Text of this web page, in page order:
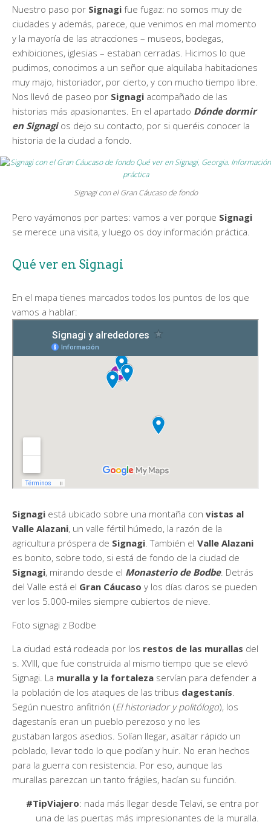
Nuestro paso por Signagi fue fugaz: no somos muy de
ciudades y además, parece, que venimos en mal momento
y la mayoría de las atracciones – museos, bodegas,
exhibiciones, iglesias – estaban cerradas. Hicimos lo que
pudimos, conocimos a un señor que alquilaba habitaciones
muy majo, historiador, por cierto, y con mucho tiempo libre.
Nos llevó de paseo por Signagi acompañado de las
historias más apasionantes. En el apartado Dónde dormir
en Signagios dejo su contacto, por si queréis conocer la
historia de la ciudad a fondo.
Signagi con el Gran Cáucaso de fondo
Pero vayámonos por partes: vamos a ver porque Signagi
se merece una visita, y luego os doy información práctica.
Qué ver en Signagi
En el mapa tienes marcados todos los puntos de los que
vamos a hablar:
Signagi está ubicado sobre una montaña con vistas al
Valle Alazani, un valle fértil húmedo, la razón de la
agricultura próspera de Signagi . También el Valle Alazani
es bonito, sobre todo, si está de fondo de la ciudad de
Signagi, mirando desde el Monasterio de Bodbe. Detrás
del Valle está el Gran Cáucaso y los días claros se pueden
ver los 5.000-miles siempre cubiertos de nieve.
Foto signagi z Bodbe
La ciudad está rodeada por los restos de las murallas del
s. XVIII, que fue construida al mismo tiempo que se elevó
Signagi. La muralla y la fortaleza servían para defender a
la población de los ataques de las tribus dagestanís
Según nuestro anfitrión (El historiador y politólogo), los
dagestanís eran un pueblo perezoso y no les
gustaban largos asedios. Solían llegar, asaltar rápido un
poblado, llevar todo lo que podían y huir. No eran hechos
para la guerra con resistencia. Por eso, aunque las
murallas parezcan un tanto frágiles, hacían su función.
#TipViajero: nada más llegar desde Telavi, se entra por
una de las puertas más impresionantes de la muralla.